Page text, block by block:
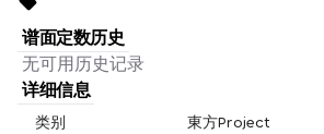
谱面定数历史
无可用历史记录
详细信息
类别 東方Project